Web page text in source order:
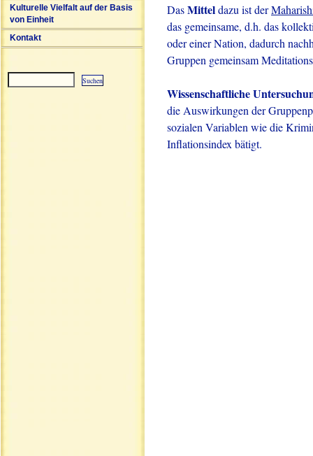
Kulturelle Vielfalt auf der Basis
von Einheit
Kontakt
DasMitteldazu ist der
das gemeinsame, d.h. das
oder einer Nation, dadurch
Gruppen gemeinsam
Wissenschaftliche
die Auswirkungen der
sozialen Variablen wie die
Inflationsindex bätigt.